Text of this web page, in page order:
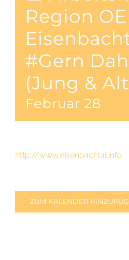
Region
#Gern
(Jung &
Februar 28
http://www.eisenbachtal.info
ZUM KALENDER